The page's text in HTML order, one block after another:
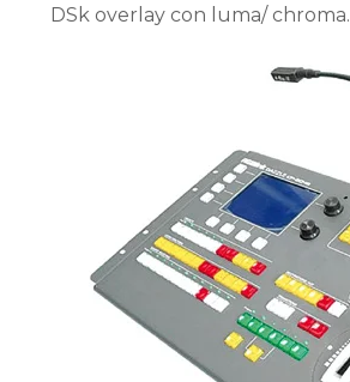
DSk overlay con luma/ chroma.